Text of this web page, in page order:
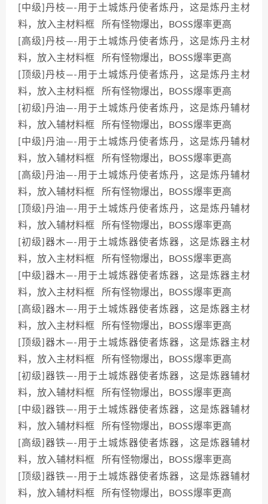
[中级]丹枝—-用于土城炼丹使者炼丹，这是炼丹主材
料，放入主材料框 所有怪物爆出，BOSS爆率更高
[高级]丹枝—-用于土城炼丹使者炼丹，这是炼丹主材
料，放入主材料框 所有怪物爆出，BOSS爆率更高
[顶级]丹枝—-用于土城炼丹使者炼丹，这是炼丹主材
料，放入主材料框 所有怪物爆出，BOSS爆率更高
[初级]丹油—-用于土城炼丹使者炼丹，这是炼丹辅材
料，放入辅材料框 所有怪物爆出，BOSS爆率更高
[中级]丹油—-用于土城炼丹使者炼丹，这是炼丹辅材
料，放入辅材料框 所有怪物爆出，BOSS爆率更高
[高级]丹油—-用于土城炼丹使者炼丹，这是炼丹辅材
料，放入辅材料框 所有怪物爆出，BOSS爆率更高
[顶级]丹油—-用于土城炼丹使者炼丹，这是炼丹辅材
料，放入辅材料框 所有怪物爆出，BOSS爆率更高
[初级]器木—-用于土城炼器使者炼器，这是炼器主材
料，放入主材料框 所有怪物爆出，BOSS爆率更高
[中级]器木—-用于土城炼器使者炼器，这是炼器主材
料，放入主材料框 所有怪物爆出，BOSS爆率更高
[高级]器木—-用于土城炼器使者炼器，这是炼器主材
料，放入主材料框 所有怪物爆出，BOSS爆率更高
[顶级]器木—-用于土城炼器使者炼器，这是炼器主材
料，放入主材料框 所有怪物爆出，BOSS爆率更高
[初级]器铁—-用于土城炼器使者炼器，这是炼器辅材
料，放入辅材料框 所有怪物爆出，BOSS爆率更高
[中级]器铁—-用于土城炼器使者炼器，这是炼器辅材
料，放入辅材料框 所有怪物爆出，BOSS爆率更高
[高级]器铁—-用于土城炼器使者炼器，这是炼器辅材
料，放入辅材料框 所有怪物爆出，BOSS爆率更高
[顶级]器铁—-用于土城炼器使者炼器，这是炼器辅材
料，放入辅材料框 所有怪物爆出，BOSS爆率更高